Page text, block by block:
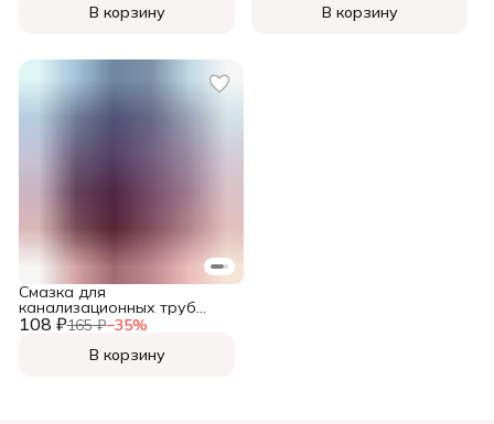
В корзину
В корзину
108 ₽165 ₽−35%
Смазка для
канализационных труб
MasterPlast, 150 г,
В корзину